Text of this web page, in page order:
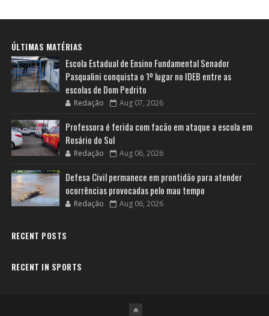
ÚLTIMAS MATÉRIAS
Escola Estadual de Ensino Fundamental Senador
Pasqualini conquista o 1º lugar no IDEB entre as
escolas de Dom Pedrito
Redação Aug 07, 2026
Professora é ferida com facão em ataque a escola em
Rosário do Sul
Redação Aug 06, 2026
Defesa Civil permanece em prontidão para atender
ocorrências provocadas pelo mau tempo
Redação Aug 06, 2026
RECENT POSTS
RECENT IN SPORTS